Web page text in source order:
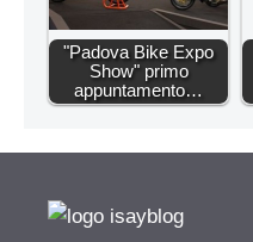
"Padova Bike Expo
Show" primo
appuntamento…